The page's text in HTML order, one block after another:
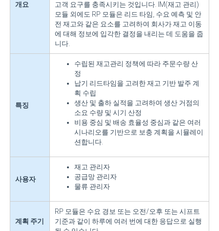
개요
고객 요구를 충족시키는 것입니다. IM(재고 관리)
모듈 외에도 RP 모듈은 리드 타임, 수요 예측 및 안
전 재고와 같은 요소를 고려하여 회사가 재고 이동
에 대해 정보에 입각한 결정을 내리는 데 도움을 줍
니다.
특징
수립된 재고관리 정책에 따라 주문수량 산
정
납기 리드타임을 고려한 재고 기반 발주 계
획 수립
생산 및 출하 실적을 고려하여 생산 거점의
소요 수량 및 시기 산정
비용 중심 및 배송 효율성 중심과 같은 여러
시나리오를 기반으로 보충 계획을 시뮬레이
션합니다.
사용자
재고 관리자
공급망 관리자
물류 관리자
계획 주기
RP 모듈은 수요 경보 또는 오전/오후 또는 시프트
기준과 같이 하루에 여러 번에 대한 응답으로 실행